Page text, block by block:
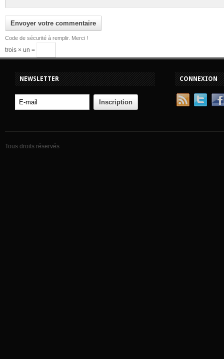
Code de sécurité à remplir. Merci !
trois × un =
NEWSLETTER CONNEXION
Tous droits réservés